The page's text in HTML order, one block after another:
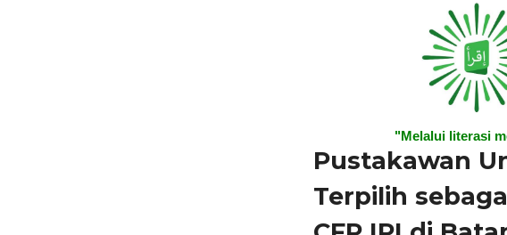
"Melalui literasi
Pustakawan
Terpilih